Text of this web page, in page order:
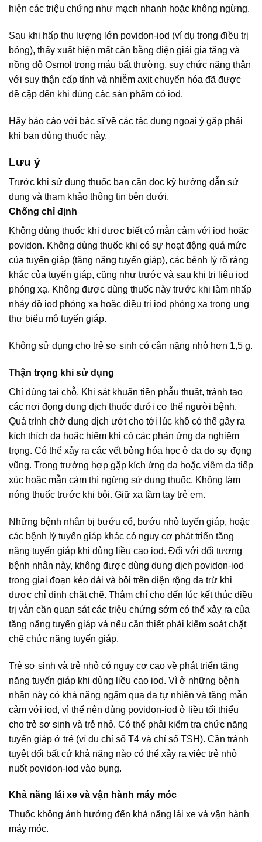
hiện các triệu chứng như mạch nhanh hoặc không ngừng.
Sau khi hấp thu lượng lớn povidon-iod (ví dụ trong điều trị
bỏng), thấy xuất hiện mất cân bằng điện giải gia tăng và
nồng độ Osmol trong máu bất thường, suy chức năng thận
với suy thận cấp tính và nhiễm axit chuyển hóa đã được
đề cập đến khi dùng các sản phẩm có iod.
Hãy báo cáo với bác sĩ về các tác dụng ngoại ý gặp phải
khi bạn dùng thuốc này.
Lưu ý
Trước khi sử dụng thuốc bạn cần đọc kỹ hướng dẫn sử
dụng và tham khảo thông tin bên dưới.
Chống chỉ định
Không dùng thuốc khi được biết có mẫn cảm với iod hoặc
povidon. Không dùng thuốc khi có sự hoạt động quá mức
của tuyến giáp (tăng năng tuyến giáp), các bệnh lý rõ ràng
khác của tuyến giáp, cũng như trước và sau khi trị liệu iod
phóng xạ. Không được dùng thuốc này trước khi làm nhấp
nháy đồ iod phóng xạ hoặc điều trị iod phóng xạ trong ung
thư biểu mô tuyến giáp.
Không sử dụng cho trẻ sơ sinh có cân nặng nhỏ hơn 1,5 g.
Thận trọng khi sử dụng
Chỉ dùng tại chỗ. Khi sát khuẩn tiền phẫu thuật, tránh tạo
các nơi đọng dung dịch thuốc dưới cơ thể người bệnh.
Quá trình chờ dung dịch ướt cho tới lúc khô có thể gây ra
kích thích da hoặc hiếm khi có các phản ứng da nghiêm
trọng. Có thể xảy ra các vết bỏng hóa học ở da do sự đọng
vũng. Trong trường hợp gặp kích ứng da hoặc viêm da tiếp
xúc hoặc mẫn cảm thì ngừng sử dụng thuốc. Không làm
nóng thuốc trước khi bôi. Giữ xa tầm tay trẻ em.
Những bệnh nhân bị bướu cổ, bướu nhỏ tuyến giáp, hoặc
các bệnh lý tuyến giáp khác có nguy cơ phát triển tăng
năng tuyến giáp khi dùng liều cao iod. Đối với đối tượng
bệnh nhân này, không được dùng dung dịch povidon-iod
trong giai đoạn kéo dài và bôi trên diện rộng da trừ khi
được chỉ định chặt chẽ. Thậm chí cho đến lúc kết thúc điều
trị vẫn cần quan sát các triệu chứng sớm có thể xảy ra của
tăng năng tuyến giáp và nếu cần thiết phải kiểm soát chặt
chẽ chức năng tuyến giáp.
Trẻ sơ sinh và trẻ nhỏ có nguy cơ cao về phát triển tăng
năng tuyến giáp khi dùng liều cao iod. Vì ở những bệnh
nhân này có khả năng ngấm qua da tự nhiên và tăng mẫn
cảm với iod, vì thế nên dùng povidon-iod ở liều tối thiểu
cho trẻ sơ sinh và trẻ nhỏ. Có thể phải kiểm tra chức năng
tuyến giáp ở trẻ (ví dụ chỉ số T4 và chỉ số TSH). Cần tránh
tuyệt đối bất cứ khả năng nào có thể xảy ra việc trẻ nhỏ
nuốt povidon-iod vào bụng.
Khả năng lái xe và vận hành máy móc
Thuốc không ảnh hưởng đến khả năng lái xe và vận hành
máy móc.